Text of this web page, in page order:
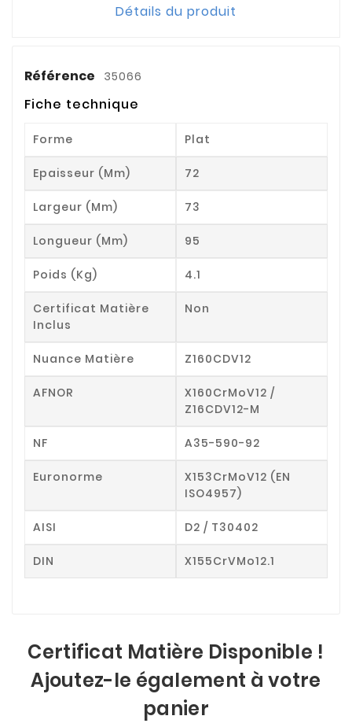
Détails du produit
Référence 35066
Fiche technique
Forme Plat
Epaisseur (mm) 72
Largeur (mm) 73
Longueur (mm) 95
Poids (kg) 4.1
Certificat Matière
Inclus
Non
Nuance Matière Z160CDV12
AFNOR
X160CrMoV12 /
Z16CDV12-M
NF A35-590-92
Euronorme
X153CrMoV12 (EN
ISO4957)
AISI D2 / T30402
DIN X155CrVMo12.1
Certificat Matière Disponible !
Ajoutez-le également à votre
panier